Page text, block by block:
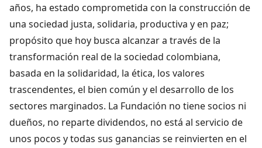
años, ha estado comprometida con la construcción de
una sociedad justa, solidaria, productiva y en paz;
propósito que hoy busca alcanzar a través de la
transformación real de la sociedad colombiana,
basada en la solidaridad, la ética, los valores
trascendentes, el bien común y el desarrollo de los
sectores marginados. La Fundación no tiene socios ni
dueños, no reparte dividendos, no está al servicio de
unos pocos y todas sus ganancias se reinvierten en el